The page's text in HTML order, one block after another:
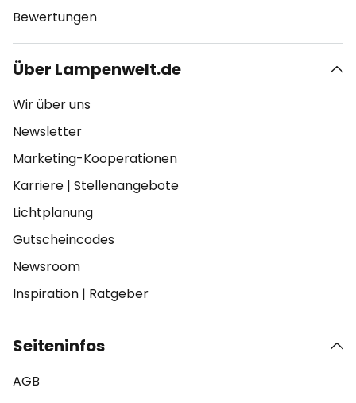
Bewertungen
Über Lampenwelt.de
Wir über uns
Newsletter
Marketing-Kooperationen
Karriere | Stellenangebote
Lichtplanung
Gutscheincodes
Newsroom
Inspiration | Ratgeber
Seiteninfos
AGB